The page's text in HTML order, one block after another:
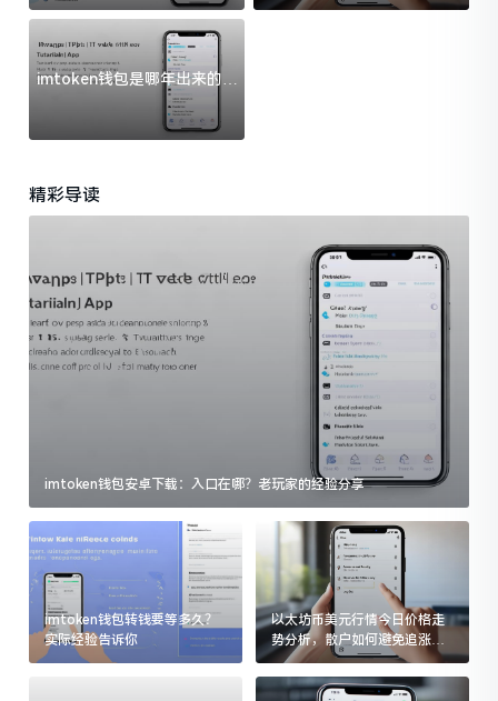
imtoken钱包是哪年出来的？
一文给你说清楚
精彩导读
imtoken钱包安卓下载：入口在哪？老玩家的经验分享
imtoken钱包转钱要等多久？
实际经验告诉你
以太坊币美元行情今日价格走
势分析，散户如何避免追涨杀
跌被套牢